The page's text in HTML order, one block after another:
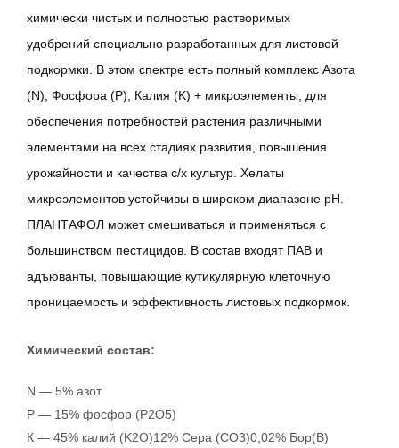
химически чистых и полностью растворимых
удобрений специально разработанных для листовой
подкормки. В этом спектре есть полный комплекс Азота
(N), Фосфора (P), Калия (K) + микроэлементы, для
обеспечения потребностей растения различными
элементами на всех стадиях развития, повышения
урожайности и качества с/х культур. Хелаты
микроэлементов устойчивы в широком диапазоне pH.
ПЛАНТАФОЛ может смешиваться и применяться с
большинством пестицидов. В состав входят ПАВ и
адъюванты, повышающие кутикулярную клеточную
проницаемость и эффективность листовых подкормок.
Химический состав:
N — 5% азот
P — 15% фосфор (P2O5)
К — 45% калий (K2O)12% Сера (СО3)0,02% Бор(B)